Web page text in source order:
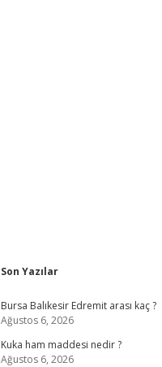
Sidebar
Son Yazılar
Bursa Balıkesir Edremit arası kaç ?
Ağustos 6, 2026
Kuka ham maddesi nedir ?
Ağustos 6, 2026